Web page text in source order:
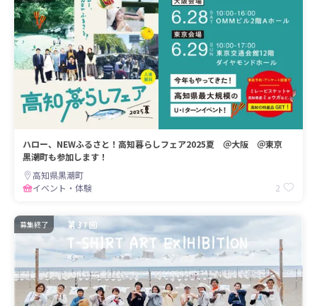
ハロー、NEWふるさと！高知暮らしフェア2025夏 ＠大阪 ＠東京
黒潮町も参加します！
高知県黒潮町
イベント・体験
2
募集終了